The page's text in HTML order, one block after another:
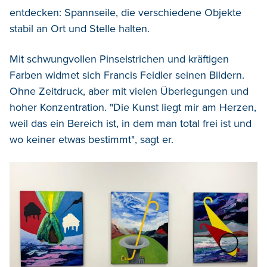
entdecken: Spannseile, die verschiedene Objekte
stabil an Ort und Stelle halten.
Mit schwungvollen Pinselstrichen und kräftigen
Farben widmet sich Francis Feidler seinen Bildern.
Ohne Zeitdruck, aber mit vielen Überlegungen und
hoher Konzentration. "Die Kunst liegt mir am Herzen,
weil das ein Bereich ist, in dem man total frei ist und
wo keiner etwas bestimmt", sagt er.